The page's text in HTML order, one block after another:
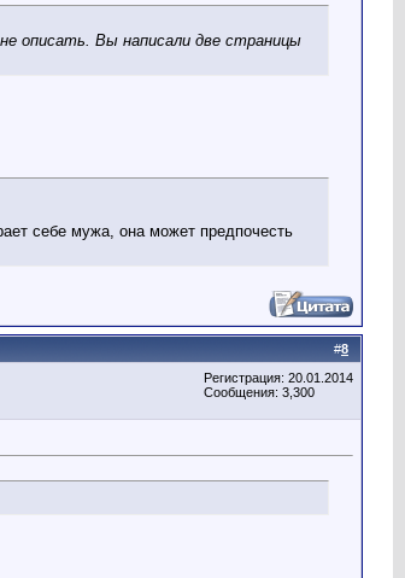
описать. Вы написали две страницы
себе мужа, она может предпочесть
#8
Регистрация: 20.01.2014
Сообщения: 3,300